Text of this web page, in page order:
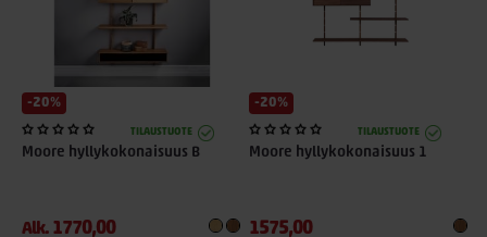
-20%
TILAUSTUOTE
Moore hyllykokonaisuus B
Alk. 1770,00
-20%
TILAUSTUOTE
Moore hyllykokonaisuus 1
1575,00